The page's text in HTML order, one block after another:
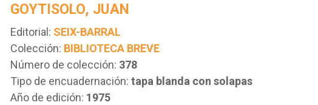
GOYTISOLO, JUAN
Editorial: SEIX-BARRAL
Colección: BIBLIOTECA BREVE
Número de colección: 378
Tipo de encuadernación: tapa blanda con solapas
Año de edición: 1975